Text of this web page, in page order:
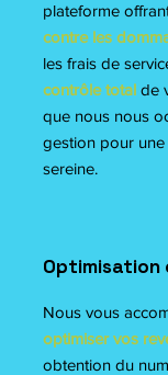
plateforme
contre les
les frais de
contrôle total de
que nous nous
gestion pour
sereine.
Nous vous
optimiser vos
obtention du